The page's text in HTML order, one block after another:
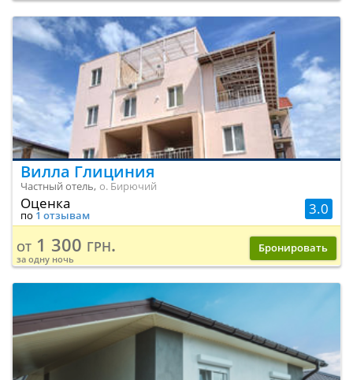
Вилла Глициния
Частный отель, о. Бирючий
3.0
Оценка
по 1 отзывам
от 1 300 грн.
за одну ночь
Бронировать